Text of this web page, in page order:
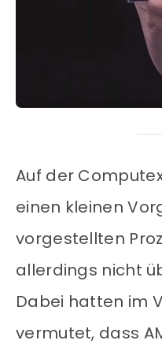
Auf der
einen kleinen
vorgestellten
allerdings nicht
Dabei hatten im
vermutet, dass